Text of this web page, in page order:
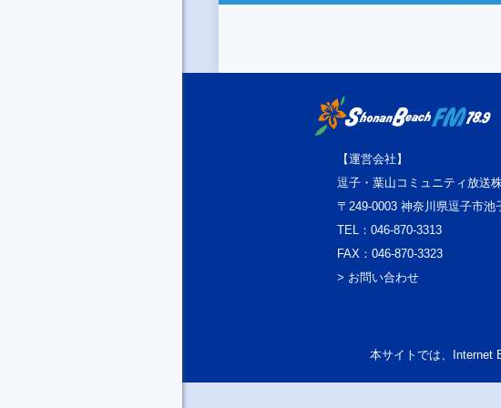
【運営会社】
逗子・葉山コミュニティ放送
〒249-0003 神奈川県逗子市池
TEL：046-870-3313
FAX：046-870-3323
> お問い合わせ
本サイトでは、Internet